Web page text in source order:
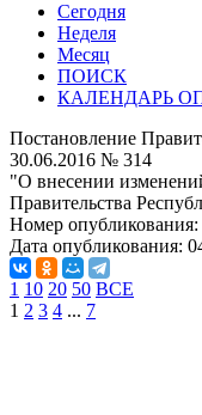
Сегодня
Неделя
Месяц
ПОИСК
КАЛЕНДАРЬ
Постановление
30.06.2016 № 314
"О внесении
Правительства
Номер опубликования:
Дата опубликования:
1 10 20 50 ВСЕ
1 2 3 4 ... 7